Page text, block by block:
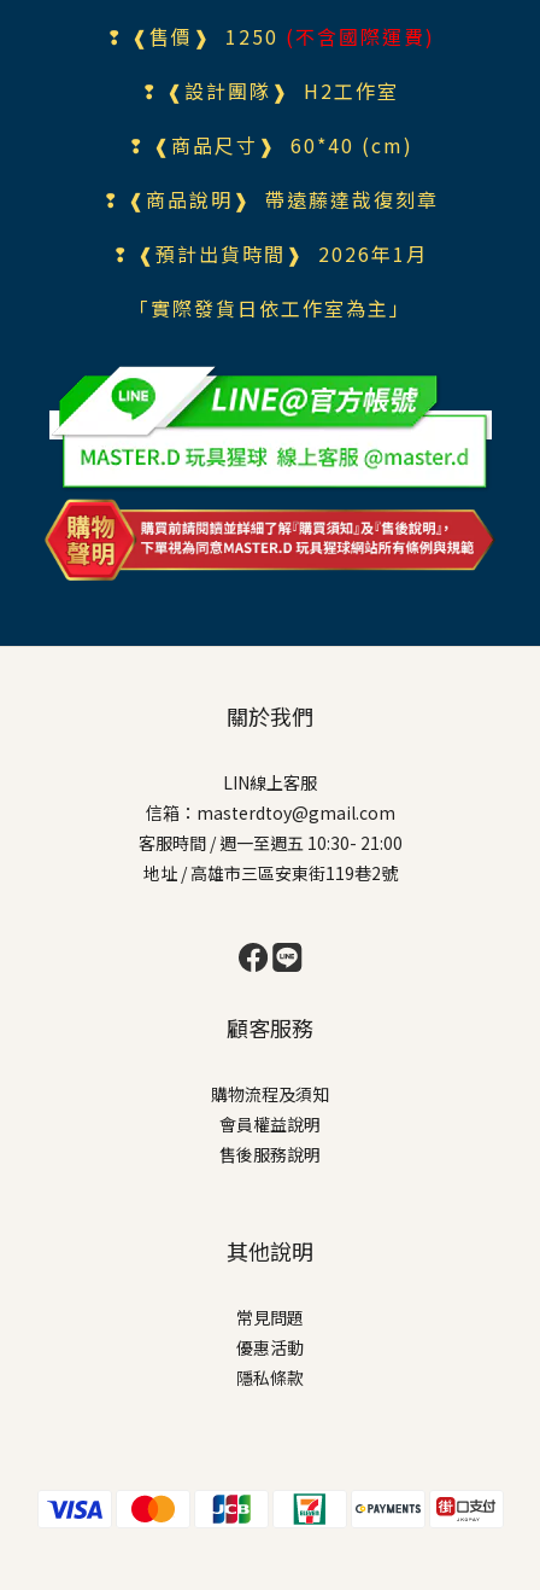
❢ ❰售價❱ 1250 (不含國際運費)
❢ ❰設計團隊❱ H2工作室
❢ ❰商品尺寸❱ 60*40 (cm)
❢ ❰商品說明❱ 帶遠藤達哉復刻章
❢ ❰預計出貨時間❱ 2026年1月
「實際發貨日依工作室為主」
關於我們
LIN線上客服
信箱：masterdtoy@gmail.com
客服時間 / 週一至週五 10:30- 21:00
地址 / 高雄市三區安東街119巷2號
顧客服務
購物流程及須知
會員權益說明
售後服務說明
其他說明
常見問題
優惠活動
隱私條款